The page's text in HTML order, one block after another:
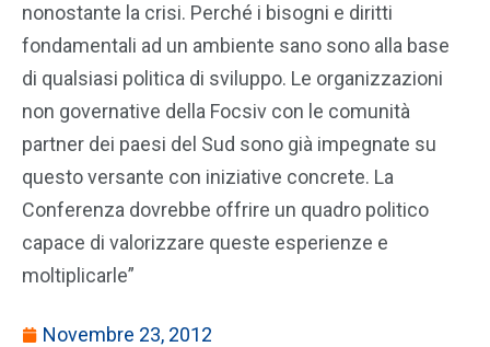
nonostante la crisi. Perché i bisogni e diritti
fondamentali ad un ambiente sano sono alla base
di qualsiasi politica di sviluppo. Le organizzazioni
non governative della Focsiv con le comunità
partner dei paesi del Sud sono già impegnate su
questo versante con iniziative concrete. La
Conferenza dovrebbe offrire un quadro politico
capace di valorizzare queste esperienze e
moltiplicarle”
Novembre 23, 2012